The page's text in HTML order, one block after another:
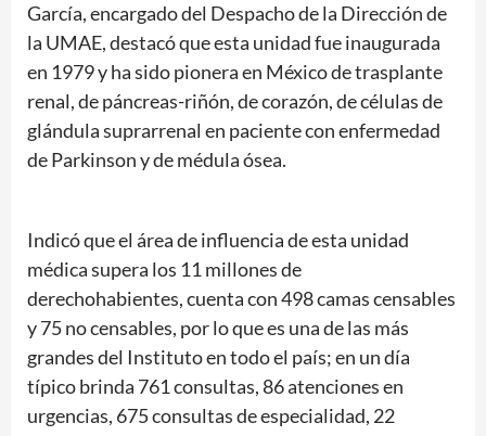
García, encargado del Despacho de la Dirección de
la UMAE, destacó que esta unidad fue inaugurada
en 1979 y ha sido pionera en México de trasplante
renal, de páncreas-riñón, de corazón, de células de
glándula suprarrenal en paciente con enfermedad
de Parkinson y de médula ósea.
Indicó que el área de influencia de esta unidad
médica supera los 11 millones de
derechohabientes, cuenta con 498 camas censables
y 75 no censables, por lo que es una de las más
grandes del Instituto en todo el país; en un día
típico brinda 761 consultas, 86 atenciones en
urgencias, 675 consultas de especialidad, 22